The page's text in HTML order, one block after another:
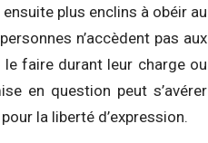
plus enclins à obéir au
n’accèdent pas aux
le faire durant leur charge ou
en question peut s’avérer
la liberté d’expression.